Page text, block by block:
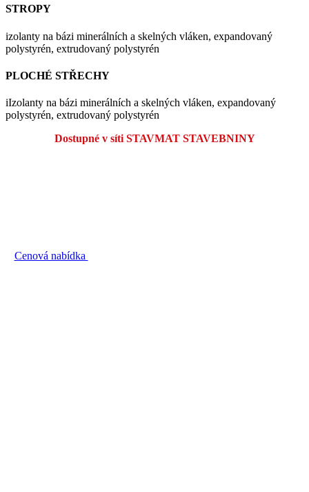
STROPY
izolanty na bázi minerálních a skelných vláken, expandovaný
polystyrén, extrudovaný polystyrén
PLOCHÉ STŘECHY
iIzolanty na bázi minerálních a skelných vláken, expandovaný
polystyrén, extrudovaný polystyrén
Dostupné v síti STAVMAT STAVEBNINY
Cenová nabídka